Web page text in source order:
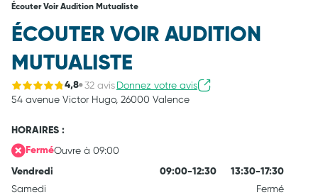
Écouter Voir Audition Mutualiste
ÉCOUTER VOIR AUDITION
MUTUALISTE
4,8 32 avisDonnez votre avis
54 avenue Victor Hugo, 26000 Valence
HORAIRES :
FerméOuvre à 09:00
Vendredi 09:00-12:30 13:30-17:30
Samedi
Fermé